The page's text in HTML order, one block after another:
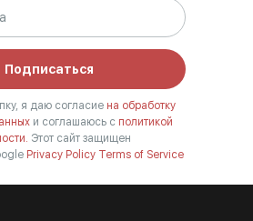
Подписаться
я даю согласие на обработку
и соглашаюсь с политикой
Этот сайт защищен
Privacy Policy Terms of Service